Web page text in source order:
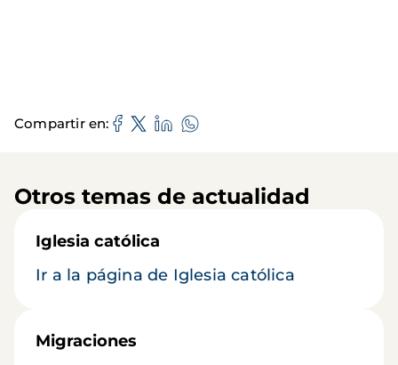
Compartir en
Otros temas de actualidad
Iglesia católica
Ir a la página de Iglesia católica
Migraciones